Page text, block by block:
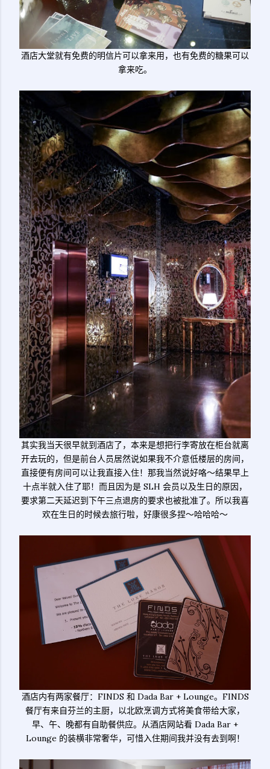
酒店大堂就有免费的明信片可以拿来用，也有免费的糖果可以
拿来吃。
其实我当天很早就到酒店了，本来是想把行李寄放在柜台就离
开去玩的，但是前台人员居然说如果我不介意低楼层的房间，
直接便有房间可以让我直接入住！那我当然说好咯～结果早上
十点半就入住了耶！而且因为是 SLH 会员以及生日的原因，
要求第二天延迟到下午三点退房的要求也被批准了。所以我喜
欢在生日的时候去旅行啦，好康很多捏～哈哈哈～
酒店内有两家餐厅：FINDS 和 Dada Bar + Lounge。FINDS
餐厅有来自芬兰的主厨，以北欧烹调方式将美食带给大家，
早、午、晚都有自助餐供应。从酒店网站看 Dada Bar +
Lounge 的装横非常奢华，可惜入住期间我并没有去到啊！